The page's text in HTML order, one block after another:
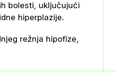
bolesti, uklju­čuju­ći
hiperplazije.
režnja hipofize,